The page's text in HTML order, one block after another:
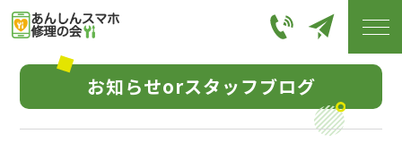
お知らせorスタッフブログ